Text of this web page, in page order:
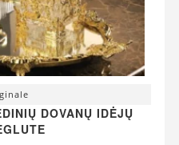
DOVANŲ IDĖJŲ